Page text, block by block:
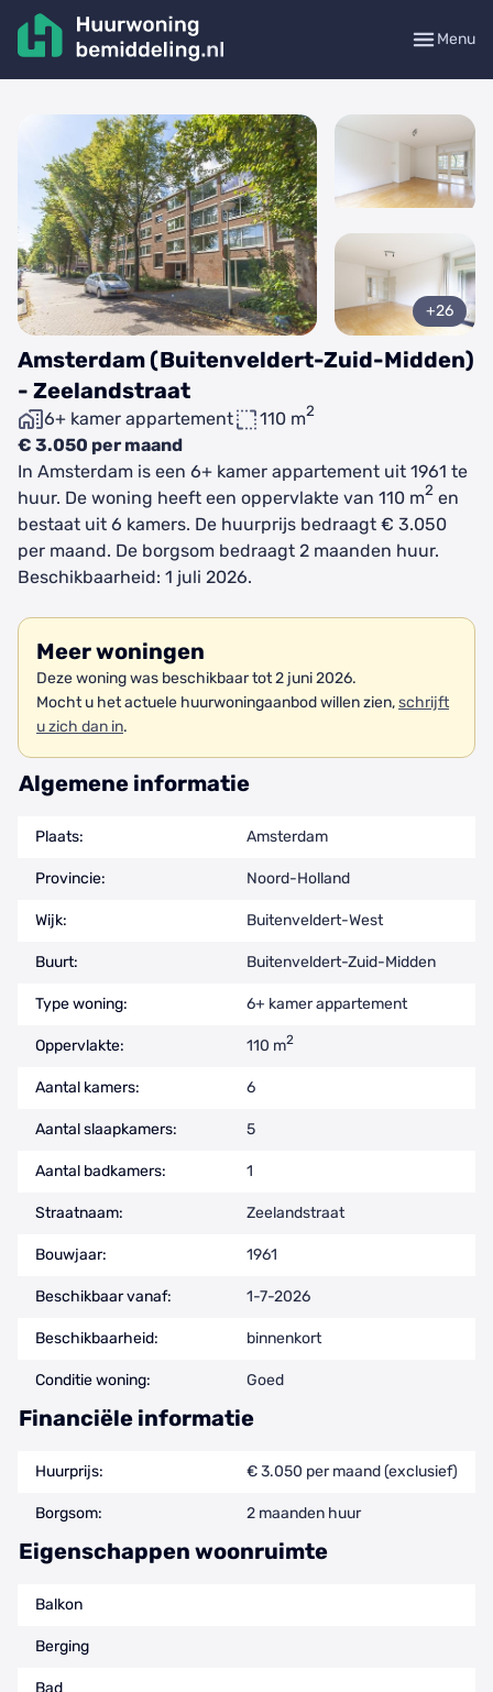
Menu
Amsterdam (Buitenveldert-Zuid-Midden)
- Zeelandstraat
6+ kamer appartement 110 m2
€ 3.050 per maand
+26
In Amsterdam is een 6+ kamer appartement uit 1961 te
huur. De woning heeft een oppervlakte van 110 m2 en
bestaat uit 6 kamers. De huurprijs bedraagt € 3.050
per maand. De borgsom bedraagt 2 maanden huur.
Beschikbaarheid: 1 juli 2026.
Meer woningen
Deze woning was beschikbaar tot 2 juni 2026.
Mocht u het actuele huurwoningaanbod willen zien,schrijft
u zich dan in.
Algemene informatie
Plaats: Amsterdam
Provincie: Noord-Holland
Wijk: Buitenveldert-West
Buurt: Buitenveldert-Zuid-Midden
Type woning: 6+ kamer appartement
Oppervlakte: 110 m2
Aantal kamers: 6
Aantal slaapkamers: 5
Aantal badkamers: 1
Straatnaam: Zeelandstraat
Bouwjaar: 1961
Beschikbaar vanaf: 1-7-2026
Beschikbaarheid: binnenkort
Conditie woning: Goed
Financiële informatie
Huurprijs: € 3.050 per maand (exclusief)
Borgsom: 2 maanden huur
Eigenschappen woonruimte
Balkon
Berging
Bad